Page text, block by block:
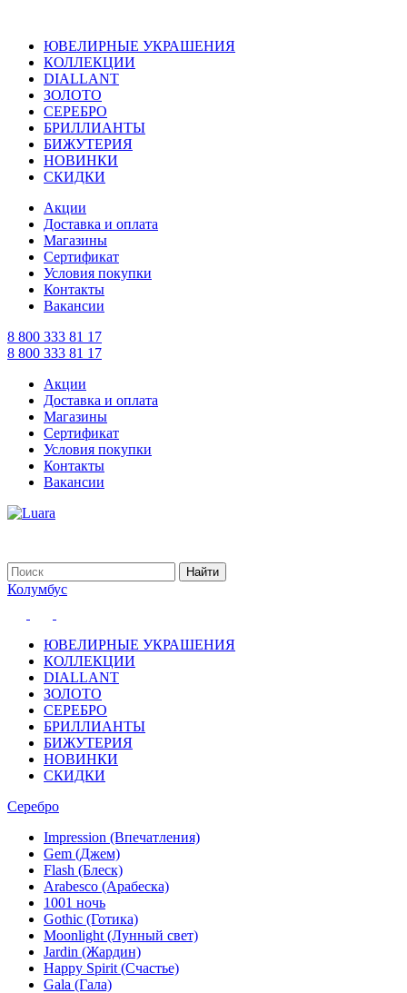
ЮВЕЛИРНЫЕ УКРАШЕНИЯ
КОЛЛЕКЦИИ
DIALLANT
ЗОЛОТО
СЕРЕБРО
БРИЛЛИАНТЫ
БИЖУТЕРИЯ
НОВИНКИ
СКИДКИ
Акции
Доставка и оплата
Магазины
Сертификат
Условия покупки
Контакты
Вакансии
8 800 333 81 17
8 800 333 81 17
Акции
Доставка и оплата
Магазины
Сертификат
Условия покупки
Контакты
Вакансии
Колумбус
ЮВЕЛИРНЫЕ УКРАШЕНИЯ
КОЛЛЕКЦИИ
DIALLANT
ЗОЛОТО
СЕРЕБРО
БРИЛЛИАНТЫ
БИЖУТЕРИЯ
НОВИНКИ
СКИДКИ
Серебро
Impression (Впечатления)
Gem (Джем)
Flash (Блеск)
Arabesco (Арабеска)
1001 ночь
Gothic (Готика)
Moonlight (Лунный свет)
Jardin (Жардин)
Happy Spirit (Счастье)
Gala (Гала)